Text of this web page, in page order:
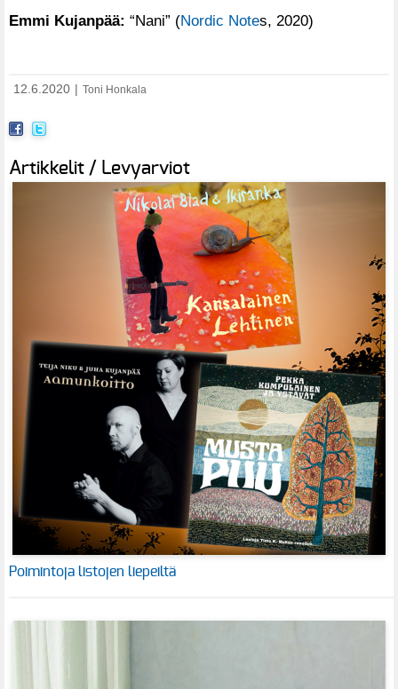
Emmi Kujanpää: “Nani” (Nordic Notes, 2020)
12.6.2020 Toni Honkala
Artikkelit / Levyarviot
Poimintoja listojen liepeiltä